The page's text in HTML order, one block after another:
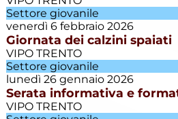
Settore giovanile
venerdì 6 febbraio 2026
Giornata dei calzini spaiati
VIPO TRENTO
Settore giovanile
lunedì 26 gennaio 2026
Serata informativa e
VIPO TRENTO
Esordienti
B
Villazzano
Futsal